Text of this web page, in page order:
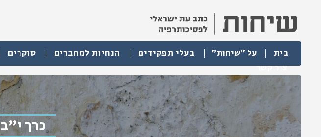
בית על "שיחות" בעלי תפקידים הנחיות למחברים סוקרים
צור קשר
כרך